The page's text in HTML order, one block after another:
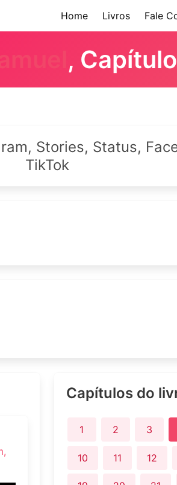
Home Livros Fale
,
Stories, Status,
TikTok
Capítulos do
1 2 3
10 11 12